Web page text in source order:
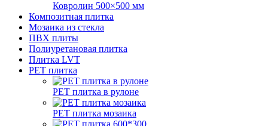
Ковролин 500×500 мм
Композитная плитка
Мозаика из стекла
ПВХ плиты
Полиуретановая плитка
Плитка LVT
РЕТ плитка
РЕТ плитка в рулоне
РЕТ плитка мозаика